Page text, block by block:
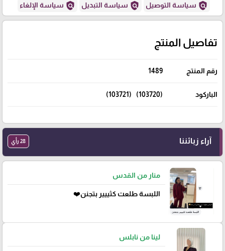
policy سياسة التوصيل policy سياسة التبديل policy سياسة الإلغاء
تفاصيل المنتج
رقم المنتج 1489
الباركود (103720) (103721)
آراء زبائننا 28 رأي
منار من القدس
اللبسة طلعت كثييير بتجنن❤️
لينا من نابلس